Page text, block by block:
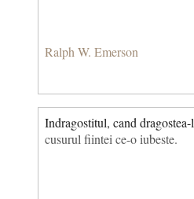
Ralph W. Emerson
Indragostitul, cand
cusurul fiintei ce-o iubeste.